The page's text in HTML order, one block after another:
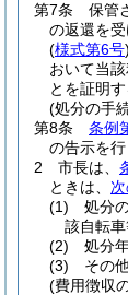
第7条
保管
の返還を
(様式第6号)
おいて当
とを証明
(処分の手
第8条
条例
の告示を行
2
市長は、
ときは、
(1)
処分
該自転
(2)
処分
(3)
その
(費用徴収